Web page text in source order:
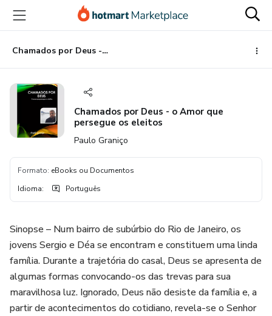
para
conteúdo
principal
para
pagamento
para
rodapé
Chamados por Deus - o Amor que persegue os eleitos
Chamados por Deus - o Amor que
persegue os eleitos
Paulo Graniço
Formato: eBooks ou Documentos
Idioma: Português
Sinopse – Num bairro de subúrbio do Rio de Janeiro, os
jovens Sergio e Déa se encontram e constituem uma linda
família. Durante a trajetória do casal, Deus se apresenta de
algumas formas convocando-os das trevas para sua
maravilhosa luz. Ignorado, Deus não desiste da família e, a
partir de acontecimentos do cotidiano, revela-se o Senhor